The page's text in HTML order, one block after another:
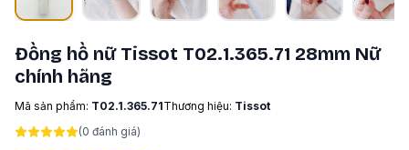
Đồng hồ nữ Tissot T02.1.365.71 28mm Nữ
chính hãng
Mã sản phẩm: T02.1.365.71Thương hiệu: Tissot
(0 đánh giá)